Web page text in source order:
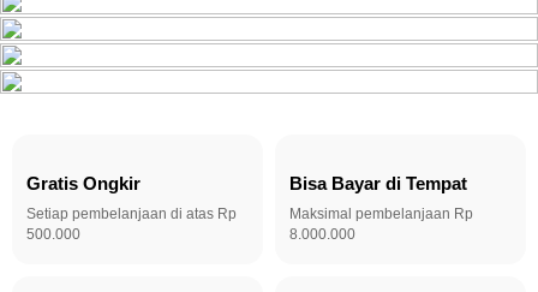
Gratis Ongkir
Setiap pembelanjaan di atas Rp
500.000
Bisa Bayar di Tempat
Maksimal pembelanjaan Rp
8.000.000